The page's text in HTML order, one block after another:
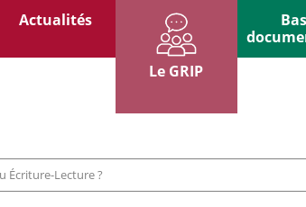
Actualités
Le GRIP
Écriture-Lecture ?